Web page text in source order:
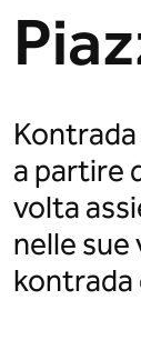
a partire
volta
nelle sue
kontrada